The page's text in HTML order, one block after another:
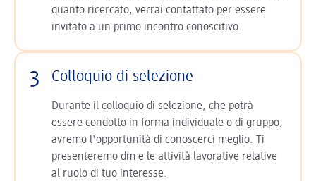
quanto ricercato, verrai contattato per essere
invitato a un primo incontro conoscitivo.
3 Colloquio di selezione
Durante il colloquio di selezione, che potrà
essere condotto in forma individuale o di gruppo,
avremo l'opportunità di conoscerci meglio. Ti
presenteremo dm e le attività lavorative relative
al ruolo di tuo interesse.